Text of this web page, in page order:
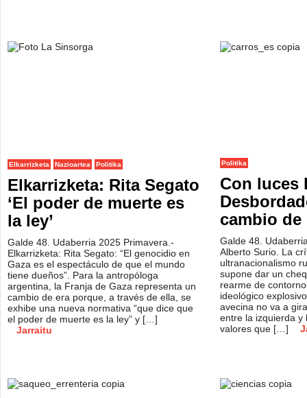
Elkarrizketa Nazioartea Politika
Elkarrizketa: Rita Segato
‘El poder de muerte es
la ley’
Galde 48. Udaberria 2025 Primavera.-
Elkarrizketa: Rita Segato: “El genocidio en
Gaza es el espectáculo de que el mundo
tiene dueños”. Para la antropóloga
argentina, la Franja de Gaza representa un
cambio de era porque, a través de ella, se
exhibe una nueva normativa “que dice que
el poder de muerte es la ley” y […]
Jarraitu
Politika
Con luces
cambio de
Galde 48.
Alberto Surio. La
ultranacionalismo
supone dar un
rearme de
ideológico
avecina no va a
entre la izquierda y
valores que […]